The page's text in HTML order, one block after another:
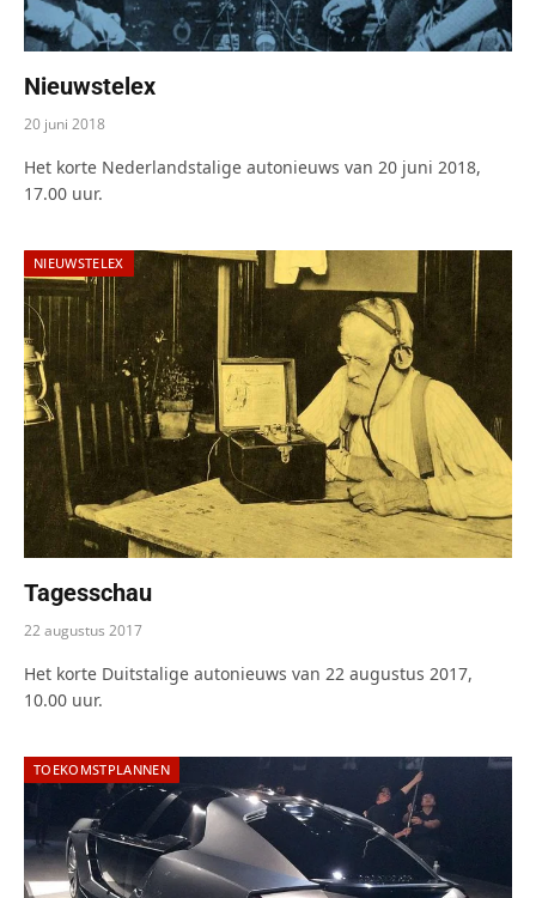
Nieuwstelex
20 juni 2018
Het korte Nederlandstalige autonieuws van 20 juni 2018,
17.00 uur.
NIEUWSTELEX
Tagesschau
22 augustus 2017
Het korte Duitstalige autonieuws van 22 augustus 2017,
10.00 uur.
TOEKOMSTPLANNEN